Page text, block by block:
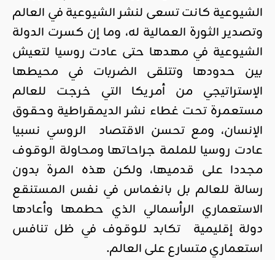
الشيوعية كانت تسعى لنشر الشيوعية في العالم
وتصدير الثورة العمالية له، وما إن كسرت الدولة
الشيوعية في مهدها حتى عادت روسيا لتعيش
بين حدودها وتتلقى الضربات في محيطها
الإستراتيجي من أمريكا التي خرجت للعالم
مستعمرة تحت غطاء نشر الديمقراطية وحقوق
الإنسان، ومع تحسن الاقتصاد الروسي نسبيا
عادت روسيا للملمة جراحاتها ومحاولة الوقوف
مجددا على قدميها، ولكن هذه المرة بدون
رسالة للعالم بل بانغماس في نفس المستنقع
الاستعماري الرأسمالي الذي حطمها وأعادها
دولة إقليمية تكابد للوقوف في ظل تنافس
استعماري متسارع على العالم.